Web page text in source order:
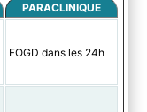
PARACLINIQUE
FOGD dans les 24h